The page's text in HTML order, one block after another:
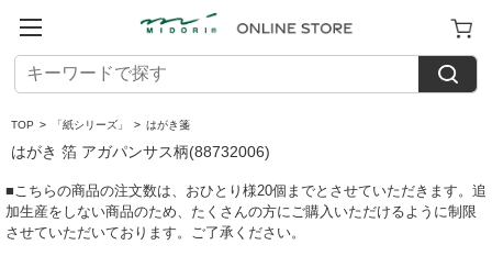
TOP > 「紙シリーズ」 > はがき箋
はがき 箔 アガパンサス柄(88732006)
■こちらの商品の注文数は、おひとり様20個までとさせていただきます。追
加生産をしない商品のため、たくさんの方にご購入いただけるように制限
させていただいております。ご了承ください。